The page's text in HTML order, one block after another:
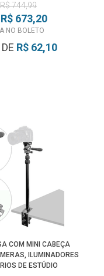
744,99
R$ 673,20
NO BOLETO
DE R$ 62,10
COM MINI CABEÇA
ILUMINADORES
DE ESTÚDIO